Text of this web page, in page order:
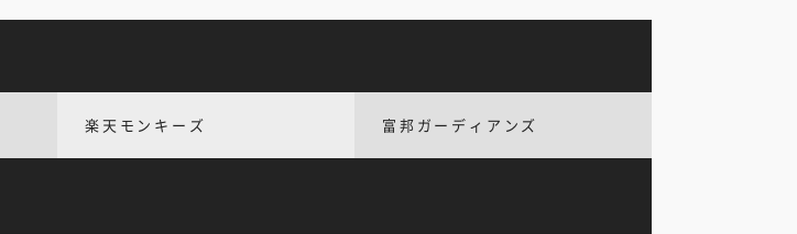
楽天モンキーズ 富邦ガーディアンズ